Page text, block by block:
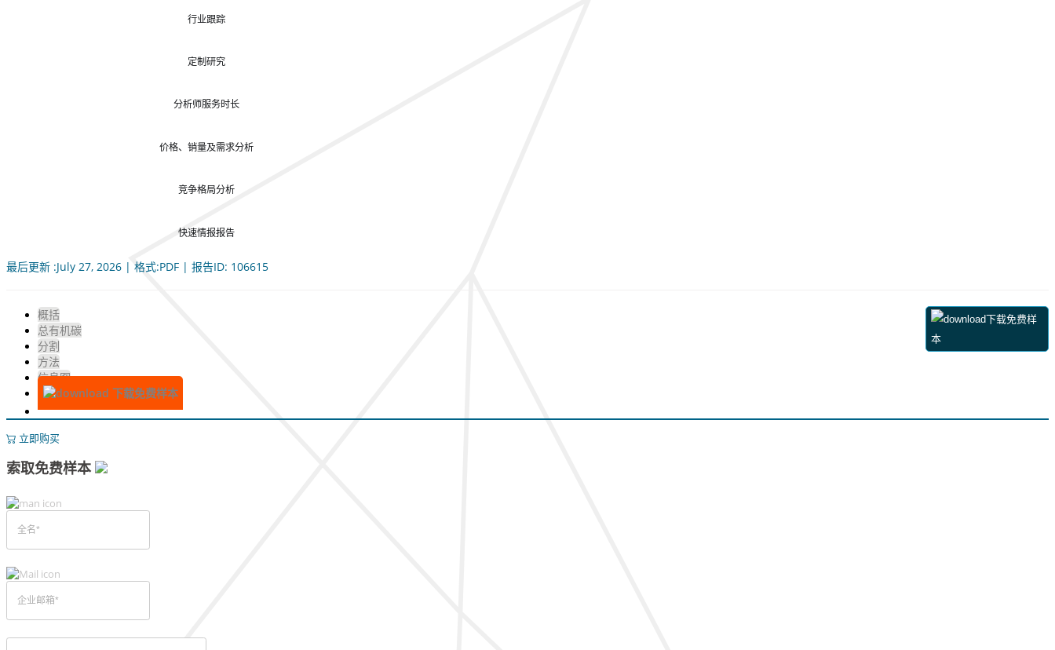
行业跟踪
定制研究
分析师服务时长
价格、销量及需求分析
竞争格局分析
快速情报报告
最后更新 :July 27, 2026 | 格式:PDF | 报告ID: 106615
概括
总有机碳
分割
方法
信息图
下载免费样本
下载免费样
本
立即购买
索取免费样本